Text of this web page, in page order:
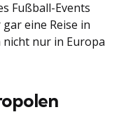
Fußball-Events
eine Reise in
nicht nur in Europa